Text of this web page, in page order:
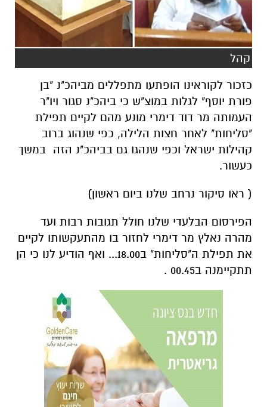
קהל
כזכור לקוראינו הופתעו מתפללים מביהכ"נ "בן
פורת יוסף" לגלות במוצ"ש כי ביהכ"נ סגור ויו"ר
העמותה מר דוד דימרי מונע מהם לקיים תפילת
"סליחות" לאחר חצות הלילה, כפי שנהוג ברוב
קהילות ישראל וכפי שנהגו גם בביהכ"נ הזה במשך
כעשור.
( ראו סיקור נרחב שלנו ביום ראשון)
הפירסום הבלעדי שלנו חולל תגובות רבות ועד
מהרה נאלץ מר דימרי לחזור בו מהתעקשותו לקיים
את תפילת ה"סליחות" ב18.00... ואף הודיע לנו כי הן
תתקיימנה ב00.45 .